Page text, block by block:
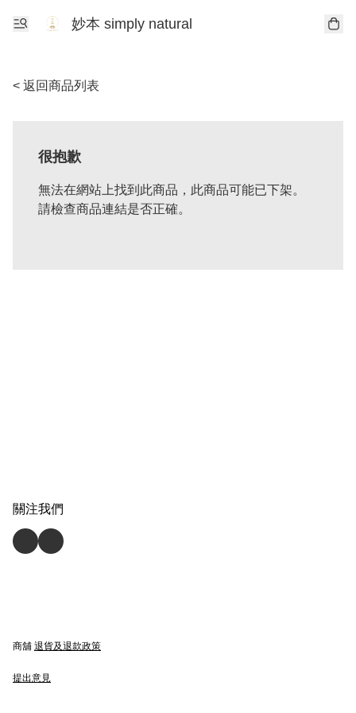
妙本 simply natural
< 返回商品列表
很抱歉
無法在網站上找到此商品，此商品可能已下架。
請檢查商品連結是否正確。
關注我們
商舖 退貨及退款政策
提出意見